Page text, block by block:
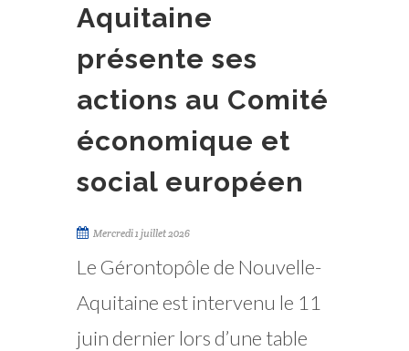
Aquitaine
présente ses
actions au Comité
économique et
social européen
Mercredi 1 juillet 2026
Le Gérontopôle de Nouvelle-
Aquitaine est intervenu le 11
juin dernier lors d’une table